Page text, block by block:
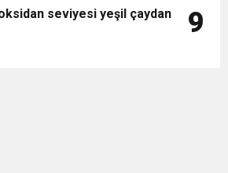
seviyesi yeşil çaydan
9